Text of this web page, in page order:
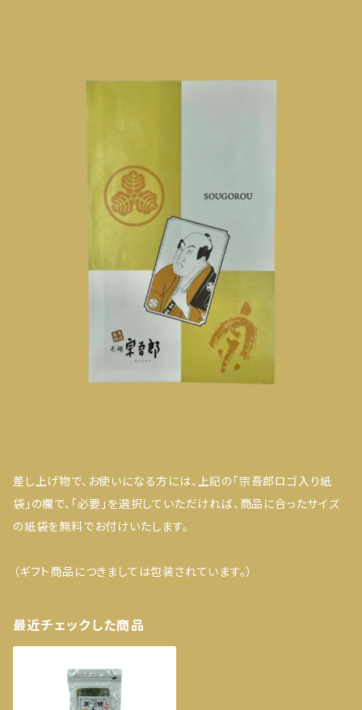
差し上げ物で、お使いになる方には、上記の「宗吾郎ロゴ入り紙
袋」の欄で、「必要」を選択していただければ、商品に合ったサイズ
の紙袋を無料でお付けいたします。
（ギフト商品につきましては包装されています。）
最近チェックした商品